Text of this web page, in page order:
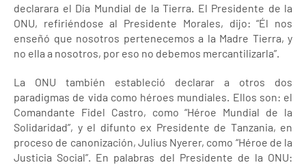
declarara el Día Mundial de la Tierra. El Presidente de la
ONU, refiriéndose al Presidente Morales, dijo: “Él nos
enseñó que nosotros pertenecemos a la Madre Tierra, y
no ella a nosotros, por eso no debemos mercantilizarla”.
La ONU también estableció declarar a otros dos
paradigmas de vida como héroes mundiales. Ellos son: el
Comandante Fidel Castro, como “Héroe Mundial de la
Solidaridad”, y el difunto ex Presidente de Tanzania, en
proceso de canonización, Julius Nyerer, como “Héroe de la
Justicia Social”. En palabras del Presidente de la ONU: